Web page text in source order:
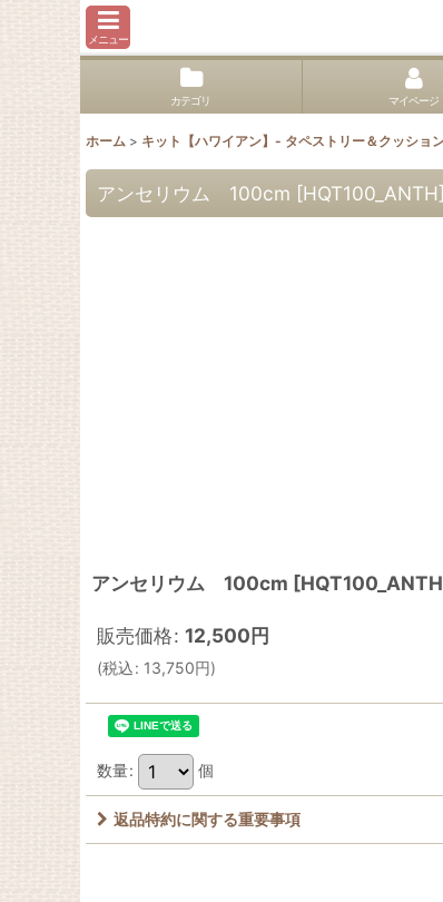
メニュー
カテゴリ マイページ
ホーム > キット【ハワイアン】- タペストリー＆クッショ
アンセリウム 100cm [HQT100_ANTH]
アンセリウム 100cm [HQT100_ANTH
販売価格: 12,500円
(税込: 13,750円)
数量: 個
返品特約に関する重要事項